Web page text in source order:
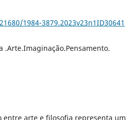
1984-3879.2023v23n1ID30641
.Arte.Imaginação.Pensamento.
entre arte e filosofia representa um